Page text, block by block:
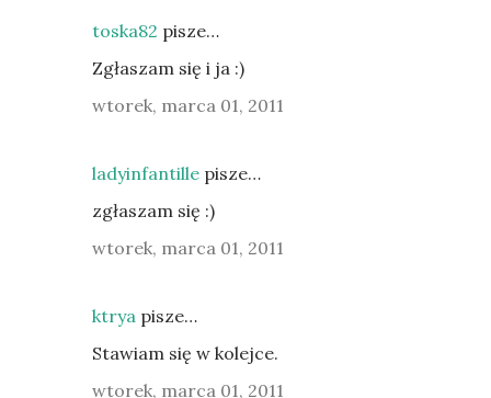
toska82 pisze…
Zgłaszam się i ja :)
wtorek, marca 01, 2011
ladyinfantille pisze…
zgłaszam się :)
wtorek, marca 01, 2011
ktrya pisze…
Stawiam się w kolejce.
wtorek, marca 01, 2011